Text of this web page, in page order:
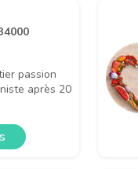
passion
après 20